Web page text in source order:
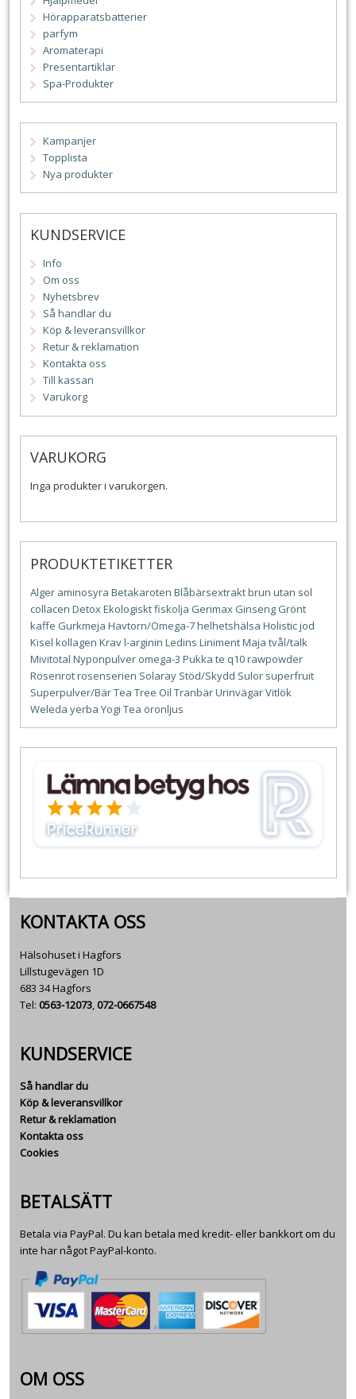
Hörapparatsbatterier
parfym
Aromaterapi
Presentartiklar
Spa-Produkter
Kampanjer
Topplista
Nya produkter
KUNDSERVICE
Info
Om oss
Nyhetsbrev
Så handlar du
Köp & leveransvillkor
Retur & reklamation
Kontakta oss
Till kassan
Varukorg
VARUKORG
Inga produkter i varukorgen.
PRODUKTETIKETTER
Alger aminosyra Betakaroten Blåbärsextraktbrun utan sol
collacen DetoxEkologisktfiskolja Gerimax Ginseng Grönt
kaffe Gurkmeja Havtorn/Omega-7helhetshälsa Holisticjod
Kisel kollagen Kravl-arginin Ledins LinimentMaja tvål/talk
Mivitotal Nyponpulver omega-3 Pukka te q10rawpowder
Rosenrotrosenserien Solaray Stöd/Skydd Sulor superfruit
Superpulver/BärTea Tree Oil TranbärUrinvägarVitlök
Weleda yerba Yogi Tea öronljus
KONTAKTA OSS
Hälsohuset i Hagfors
Lillstugevägen 1D
683 34 Hagfors
Tel: 0563-12073,072-0667548
KUNDSERVICE
Så handlar du
Köp & leveransvillkor
Retur & reklamation
Kontakta oss
Cookies
BETALSÄTT
Betala via PayPal. Du kan betala med kredit- eller bankkort om du
inte har något PayPal-konto.
OM OSS